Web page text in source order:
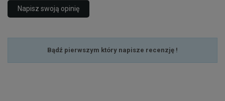
Napisz swoją opinię
Bądź pierwszym który napisze recenzję !